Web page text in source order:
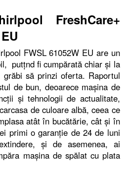
FreshCare+
FWSL 61052W EU are un
putțnd fi cumpărată chiar și la
să prinzi oferta. Raportul
de bun, deoarece mașina de
și tehnologii de actualitate,
de culoare albă, ceea ce
atât în bucătărie, cât și în
primi o garanție de 24 de luni
și de asemenea, ai
mașina de spălat cu plata